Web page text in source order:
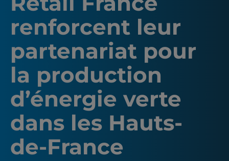
renforcent leur
partenariat pour
la production
d’énergie verte
dans les Hauts-
de-France